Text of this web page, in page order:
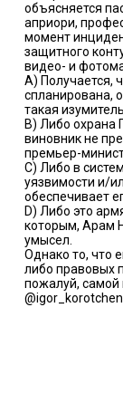
объясняется
априори,
момент
защитного
видео- и
А) Получается,
спланирована,
такая
В) Либо охрана
виновник не
премьер-
С) Либо в
уязвимости и/
обеспечивает
D) Либо это
которым, Арам
умысел.
Однако то, что
либо правовых
пожалуй, самой